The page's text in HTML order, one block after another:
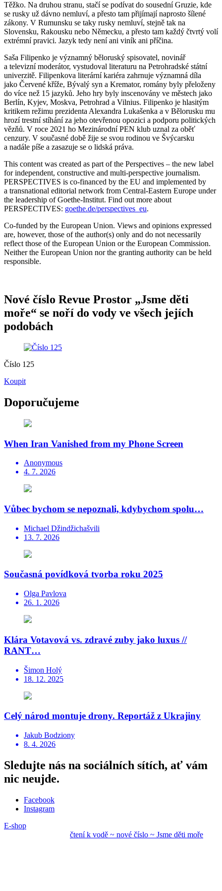
Těžko. Na druhou stranu, stačí se podívat do sousední Gruzie, kde
se rusky už dávno nemluví, a přesto tam přijímají naprosto šílené
zákony. V Rumunsku se taky rusky nemluví, stejně tak na
Slovensku, Rakousku nebo Německu, a přesto tam každý čtvrtý volí
extrémní pravici. Jazyk tedy není ani viník ani příčina.
Saša Filipenko je významný běloruský spisovatel, novinář
a televizní moderátor, vystudoval literaturu na Petrohradské státní
univerzitě. Filipenkova literární kariéra zahrnuje významná díla
jako Červené kříže, Bývalý syn a Kremator, romány byly přeloženy
do více než 15 jazyků. Jeho hry byly inscenovány ve městech jako
Berlín, Kyjev, Moskva, Petrohrad a Vilnius. Filipenko je hlasitým
kritikem režimu prezidenta Alexandra Lukašenka a v Bělorusku mu
hrozí trestní stíhání za jeho otevřenou opozici a podporu politických
vězňů. V roce 2021 ho Mezinárodní PEN klub uznal za oběť
cenzury. V současné době žije se svou rodinou ve Švýcarsku
a nadále píše a zasazuje se o lidská práva.
This content was created as part of the Perspectives – the new label
for independent, constructive and multi-perspective journalism.
PERSPECTIVES is co-financed by the EU and implemented by
a transnational editorial network from Central-Eastern Europe under
the leadership of Goethe-Institut. Find out more about
PERSPECTIVES: goethe.de/perspectives_eu.
Co-funded by the European Union. Views and opinions expressed
are, however, those of the author(s) only and do not necessarily
reflect those of the European Union or the European Commission.
Neither the European Union nor the granting authority can be held
responsible.
Nové číslo Revue Prostor „Jsme děti
moře“ se noří do vody ve všech jejích
podobách
Číslo 125
Koupit
Doporučujeme
When Iran Vanished from my Phone Screen
Anonymous
4. 7. 2026
Vůbec bychom se nepoznali, kdybychom spolu…
Michael Džindžichašvili
13. 7. 2026
Současná povídková tvorba roku 2025
Olga Pavlova
26. 1. 2026
Klára Votavová vs. zdravé zuby jako luxus //
RANT…
Šimon Holý
18. 12. 2025
Celý národ montuje drony. Reportáž z Ukrajiny
Jakub Bodziony
8. 4. 2026
Sledujte nás na sociálních sítích, ať vám
nic neujde.
Facebook
Instagram
E-shop
čtení k vodě ~ novéčíslo ~ Jsme děti mo ře